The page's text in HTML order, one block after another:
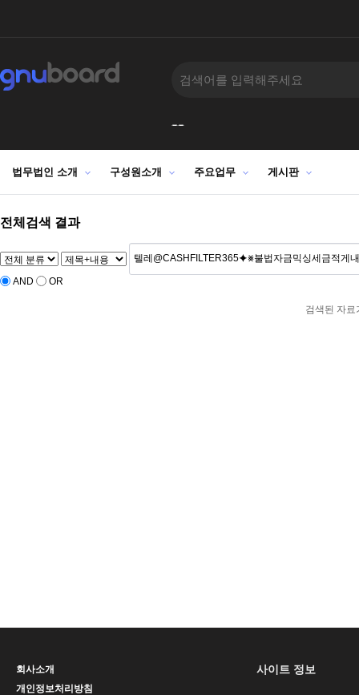
법무법인 소개 구성원소개 주요업무 게시판
전체검색 결과
AND OR
검색된 자료
회사소개
개인정보처리방침
사이트 정보